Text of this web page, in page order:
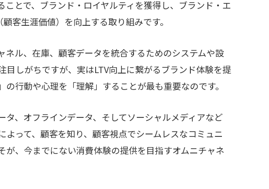
ことで、ブランド・ロイヤルティを獲得し、ブランド・エ
客生涯価値）を向上する取り組みです。
ネル、在庫、顧客データを統合するためのシステムや設
目しがちですが、実はLTV向上に繋がるブランド体験を提
行動や心理を「理解」することが最も重要なのです。
タ、オフラインデータ、そしてソーシャルメディアなど
よって、顧客を知り、顧客視点でシームレスなコミュニ
が、今までにない消費体験の提供を目指すオムニチャネ